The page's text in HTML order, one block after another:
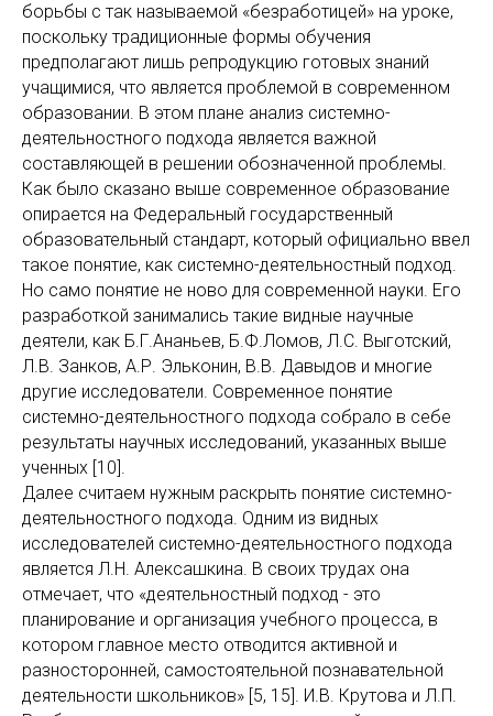
борьбы с так называемой «безработицей» на уроке,
поскольку традиционные формы обучения
предполагают лишь репродукцию готовых знаний
учащимися, что является проблемой в современном
образовании. В этом плане анализ системно-
деятельностного подхода является важной
составляющей в решении обозначенной проблемы.
Как было сказано выше современное образование
опирается на Федеральный государственный
образовательный стандарт, который официально ввел
такое понятие, как системно-деятельностный подход.
Но само понятие не ново для современной науки. Его
разработкой занимались такие видные научные
деятели, как Б.Г.Ананьев, Б.Ф.Ломов, Л.С. Выготский,
Л.В. Занков, А.Р. Эльконин, В.В. Давыдов и многие
другие исследователи. Современное понятие
системно-деятельностного подхода собрало в себе
результаты научных исследований, указанных выше
ученных [10].
Далее считаем нужным раскрыть понятие системно-
деятельностного подхода. Одним из видных
исследователей системно-деятельностного подхода
является Л.Н. Алексашкина. В своих трудах она
отмечает, что «деятельностный подход - это
планирование и организация учебного процесса, в
котором главное место отводится активной и
разносторонней, самостоятельной познавательной
деятельности школьников» [5, 15]. И.В. Крутова и Л.П.